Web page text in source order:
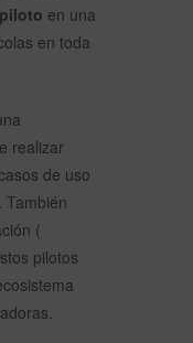
en una
en toda
realizar
de uso
También
(
pilotos